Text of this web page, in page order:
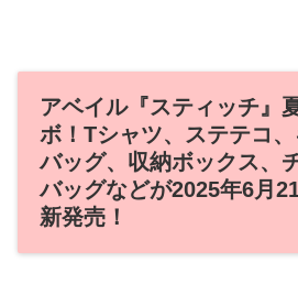
アベイル『スティッチ』
ボ！Tシャツ、ステテコ
バッグ、収納ボックス、
バッグなどが2025年6月
新発売！